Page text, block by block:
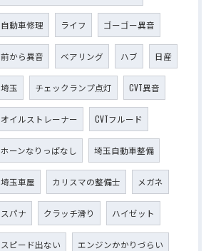
自動車修理 ライフ ゴーゴー異音
前から異音 ベアリング ハブ 日産
埼玉 チェックランプ点灯 CVT異音
オイルストレーナー CVTフルード
ホーンなりっぱなし 埼玉自動車整備
埼玉車屋 カリスマの整備士 メガネ
スパナ クラッチ滑り ハイゼット
スピード出ない エンジンかかりづらい